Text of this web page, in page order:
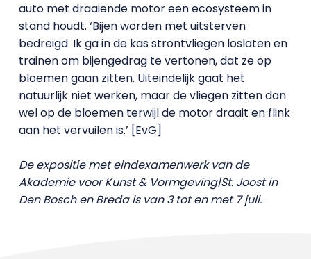
auto met draaiende motor een ecosysteem in
stand houdt. ‘Bijen worden met uitsterven
bedreigd. Ik ga in de kas strontvliegen loslaten en
trainen om bijengedrag te vertonen, dat ze op
bloemen gaan zitten. Uiteindelijk gaat het
natuurlijk niet werken, maar de vliegen zitten dan
wel op de bloemen terwijl de motor draait en flink
aan het vervuilen is.’ [EvG]
De expositie met eindexamenwerk van de
Akademie voor Kunst & Vormgeving|St. Joost in
Den Bosch en Breda is van 3 tot en met 7 juli.